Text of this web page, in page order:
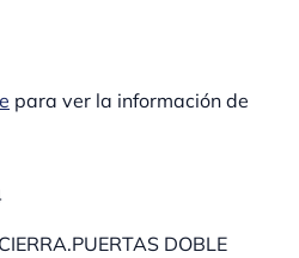
para ver la información de
DOBLE